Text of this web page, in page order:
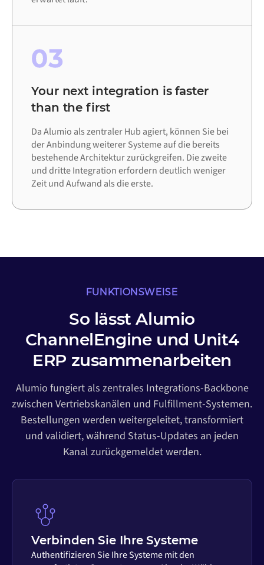
03
Your next integration is faster
than the first
Da Alumio als zentraler Hub agiert, können Sie bei
der Anbindung weiterer Systeme auf die bereits
bestehende Architektur zurückgreifen. Die zweite
und dritte Integration erfordern deutlich weniger
Zeit und Aufwand als die erste.
FUNKTIONSWEISE
So lässt Alumio
ChannelEngine und Unit4
ERP zusammenarbeiten
Alumio fungiert als zentrales Integrations-Backbone
zwischen Vertriebskanälen und Fulfillment-Systemen.
Bestellungen werden weitergeleitet, transformiert
und validiert, während Status-Updates an jeden
Kanal zurückgemeldet werden.
Verbinden Sie Ihre Systeme
Authentifizieren Sie Ihre Systeme mit den